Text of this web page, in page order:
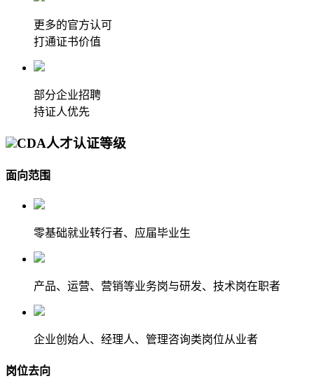
更多的官方认可
打通证书价值
部分企业招聘
持证人优先
CDA人才认证等级
面向范围
零基础就业转行者、应届毕业生
产品、运营、营销等业务岗与研发、技术岗在职者
企业创始人、经理人、管理咨询类岗位从业者
岗位去向